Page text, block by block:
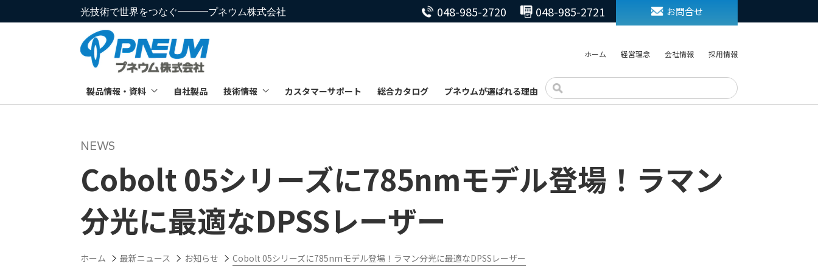
光技術で世界をつなぐ プネウム株式会社 048-985-2720 048-985-2721 お問合せ
製品情報・資料 自社製品 技術情報 カスタマーサポート 総合カタログ プネウムが選ばれる理由
ホーム 経営理念 会社情報 採用情報
Cobolt 05シリーズに785nmモデル登場！ラマン
分光に最適なDPSSレーザー
ホーム 最新ニュース お知らせ Cobolt 05シリーズに785nmモデル登場！ラマン分光に最適なDPSSレーザー